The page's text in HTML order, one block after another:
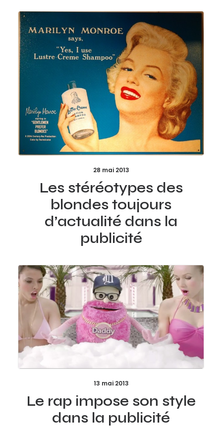
28 mai 2013
Les stéréotypes des
blondes toujours
d’actualité dans la
publicité
13 mai 2013
Le rap impose son style
dans la publicité